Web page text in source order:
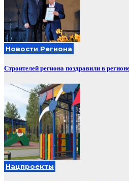
Новости Региона
Строителей региона поздравили в
Нацпроекты